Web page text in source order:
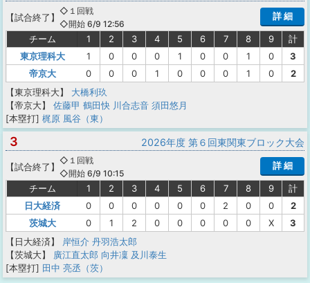
【試合終了 】
◇１回戦
◇開始 6/9 12:56
詳 細
チーム 1 2 3 4 5 6 7 8 9
計
東京理科大
1 0 0 0 1 0 0 1 0
3
帝京大
0 0 0 1 0 0 0 1 0
2
【東京理科大】
大橋利玖
【帝京大】
佐藤甲 鶴田快 川合志音 須田悠月
[本塁打] 梶原 風谷（東）
3 2026年度 第６回東関東ブロック大会
【試合終了 】
◇１回戦
◇開始 6/9 10:15
詳 細
チーム 1 2 3 4 5 6 7 8 9
計
日大経済
0 0 0 0 0 0 2 0 0
2
茨城大
0 1 2 0 0 0 0 0 X
3
【日大経済】
岸恒介 丹羽浩太郎
【茨城大】
廣江直太郎 向井凜 及川泰生
[本塁打] 田中 亮丞（茨）